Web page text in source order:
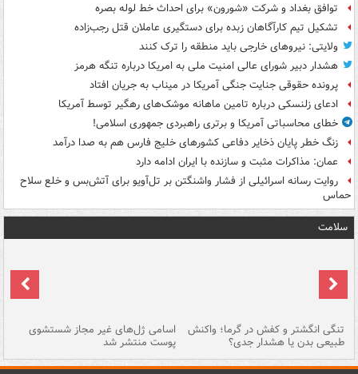
توافق بغداد و شرکت «شورون» برای احداث خط لوله بصره
تشکیل تیم کارآگاهان زبده برای دستگیری عاملان قتل رجب‌زاده
ولایتی: نیروهای خارجی باید منطقه را ترک کنند
هشدار دبیر شورای عالی امنیت ملی به امریکا درباره تنگه هرمز
پرونده حقوقی جنایت جنگی آمریکا در میناب به جریان افتاد
ادعای زلنسکی درباره تامین ماهانه موشک‌های رهگیر توسط آمریکا
خطای محاسباتی آمریکا و برتری راهبردی جمهوری اسلامی!
زنگ خطر پایان ذخایر دفاعی کشورهای خلیج فارس هم به صدا درآمد
عمان: مذاکرات مثبت و سازنده با ایران ادامه دارد
روایت رسانه اسرائیلی از فشار واشنگتن بر تل‌آویو برای آتش‌بس و خلع سلاح
حماس
سلامت
تنگی انگشتر و کفش در گرما؛ واکنش
طبیعی بدن یا هشدار جدی؟
اسامی ژل‌های غیر مجاز شستشوی
پوست منتشر شد